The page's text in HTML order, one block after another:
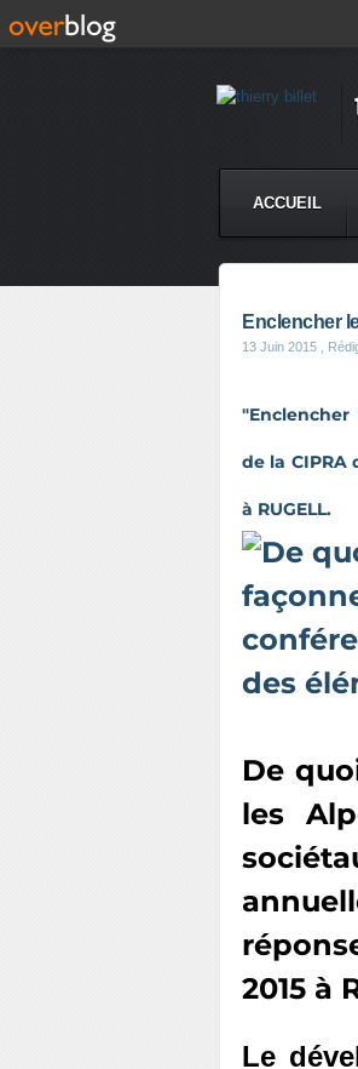
ACCUEIL
Enclencher
13 Juin 2015 ,
"Enclencher
de la CIPRA
à RUGELL.
De
les
2015 à
Le